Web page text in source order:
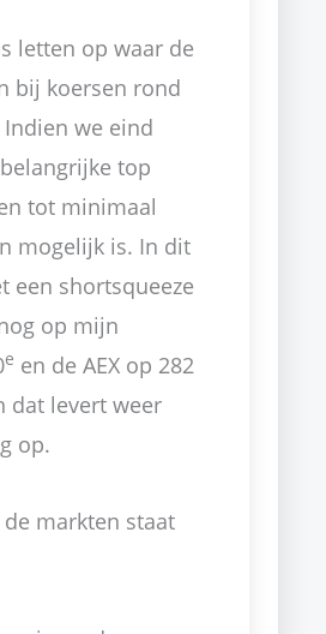
letten op waar de
bij koersen rond
we eind
top
tot minimaal
mogelijk is. In dit
een shortsqueeze
op mijn
e en de AEX op 282
dat levert weer
op.
markten staat